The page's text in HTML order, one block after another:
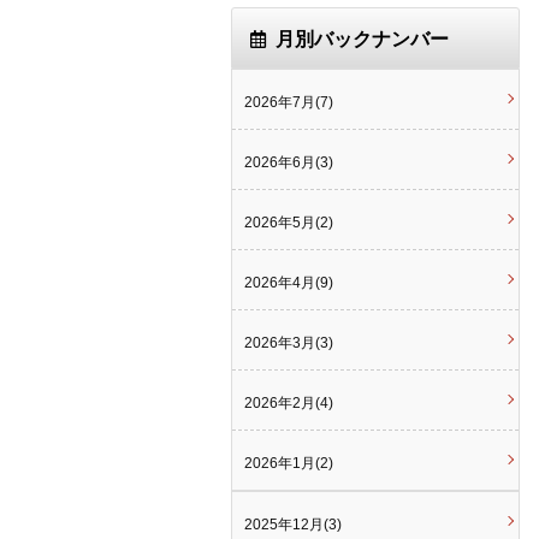
月別バックナンバー
2026年7月(7)
2026年6月(3)
2026年5月(2)
2026年4月(9)
2026年3月(3)
2026年2月(4)
2026年1月(2)
2025年12月(3)